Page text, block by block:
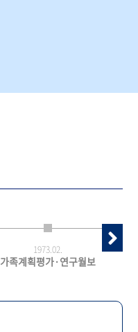
1973.02.
가족계획평가·연구월보